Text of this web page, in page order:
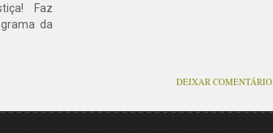
Faz
da
DEIXAR COMENTÁRIO